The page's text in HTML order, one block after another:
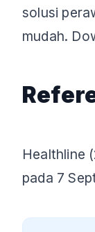
solusi
mudah.
Healthline
pada 7